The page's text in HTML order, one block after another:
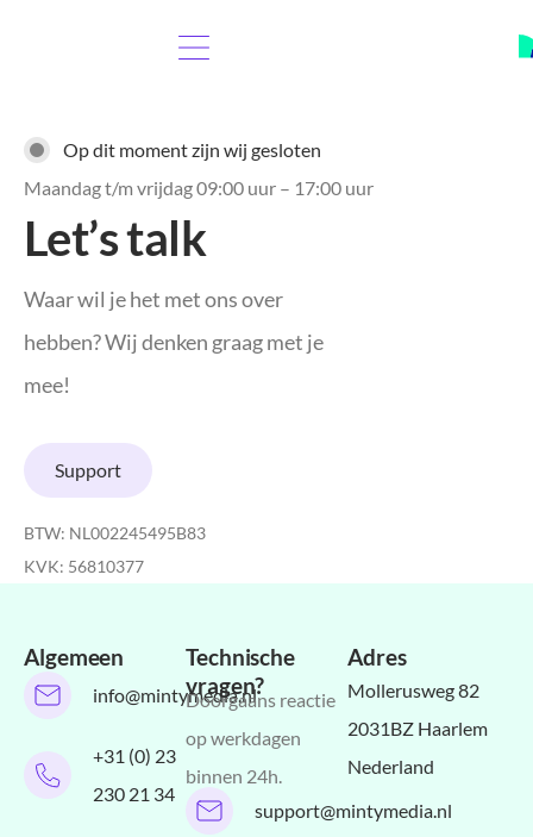
Op dit moment zijn wij gesloten
Maandag t/m vrijdag 09:00 uur – 17:00 uur
Let’s talk
Waar wil je het met ons over
hebben? Wij denken graag met je
mee!
Support
BTW: NL002245495B83
KVK: 56810377
Algemeen
info@mintymedia.nl
+31 (0) 23
230 21 34
Technische
vragen?
Doorgaans reactie
op werkdagen
binnen 24h.
support@mintymedia.nl
Adres
Mollerusweg 82
2031BZ Haarlem
Nederland